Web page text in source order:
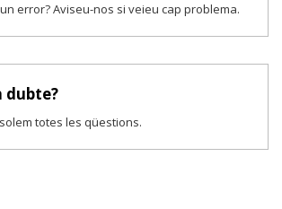
error? Aviseu-nos si veieu cap problema.
dubte?
totes les qüestions.